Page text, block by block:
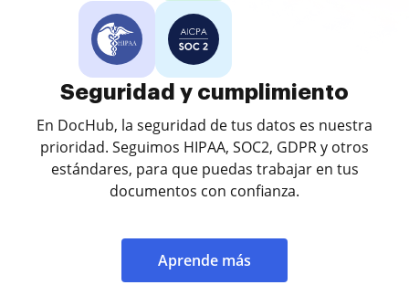
Seguridad y cumplimiento
En DocHub, la seguridad de tus datos es nuestra
prioridad. Seguimos HIPAA, SOC2, GDPR y otros
estándares, para que puedas trabajar en tus
documentos con confianza.
Aprende más